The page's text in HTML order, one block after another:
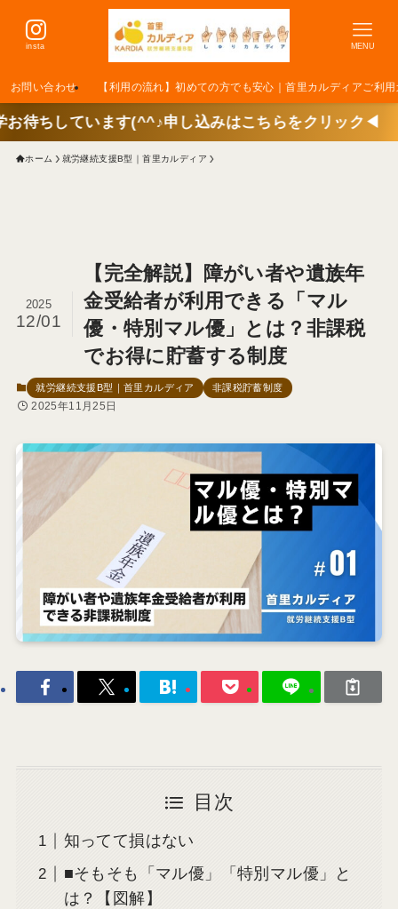
insta MENU
お問い合わせ 【利用の流れ】初めての方でも安心｜首里カルディアご利
す(^^♪申し込みはこちらをクリック◀
ホーム 就労継続支援B型｜首里カルディア
【完全解説】障がい者や遺族年
金受給者が利用できる「マル
優・特別マル優」とは？非課税
でお得に貯蓄する制度
2025
12/01
就労継続支援B型｜首里カルディア 非課税貯蓄制度
2025年11月25日
目次
知ってて損はない
■そもそも「マル優」「特別マル優」と
は？【図解】